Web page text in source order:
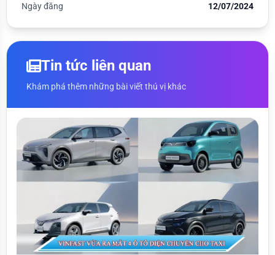
Ngày đăng 12/07/2024
Tin tức liên quan
Khám phá thêm những bài viết thú vị khác